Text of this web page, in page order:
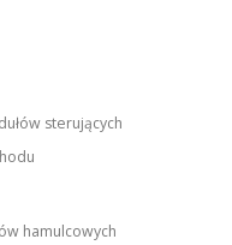
sterujących
hamulcowych